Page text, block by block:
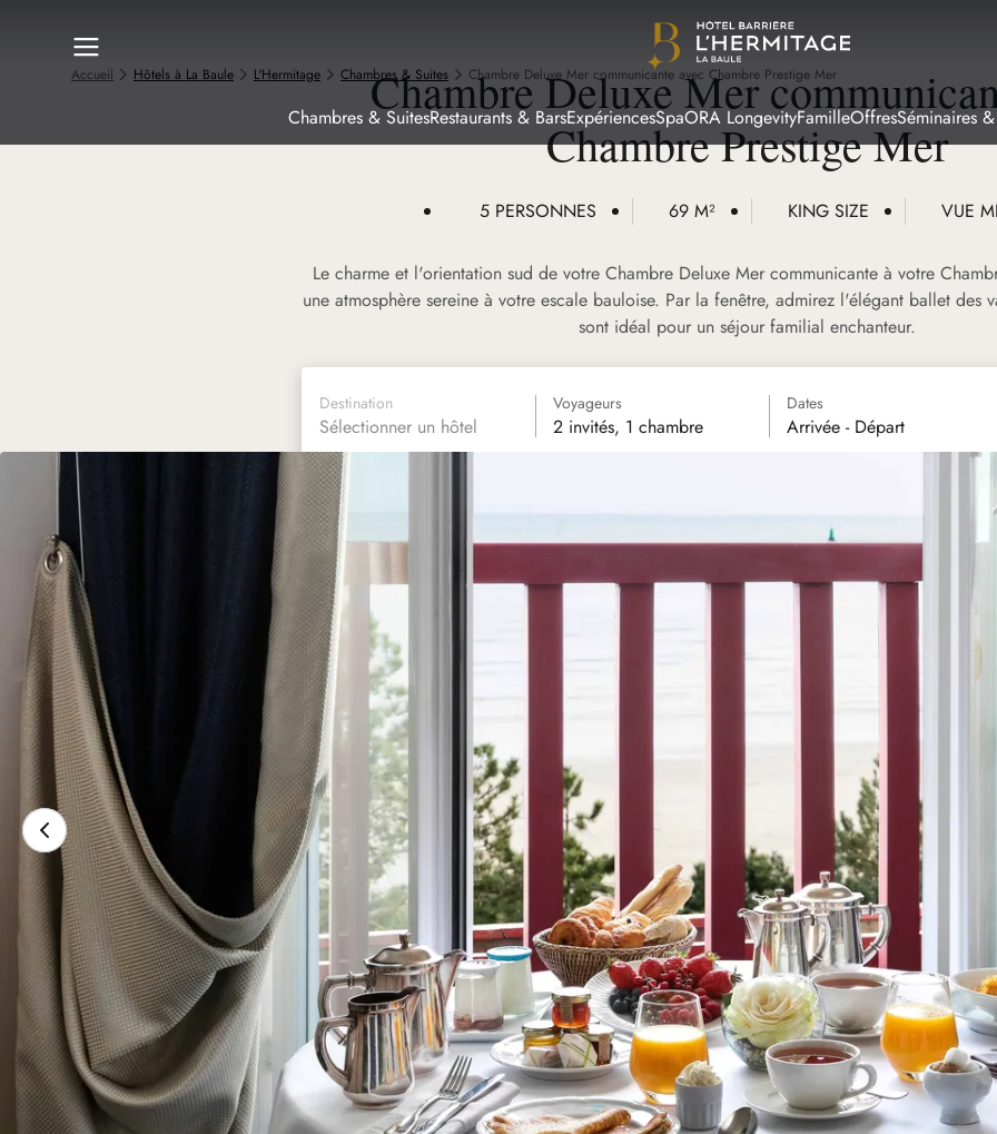
Chambres & SuitesRestaurants & BarsExpériencesSpaORA LongevityFamilleOffresSéminaires
Accueil Hôtels à La Baule L'Hermitage Chambres & Suites Chambre Deluxe Mer communicante avec Chambre Prestige Mer
Chambre Deluxe Mer
Chambre Prestige Mer
5 PERSONNES 69 M² KING SIZE VUE
Le charme et l'orientation sud de votre Chambre Deluxe Mer communicante à votre
une atmosphère sereine à votre escale bauloise. Par la fenêtre, admirez l'élégant ballet des
sont idéal pour un séjour familial enchanteur.
Destination
Sélectionner un hôtel
Voyageurs
2 invités, 1 chambre
Dates
Arrivée - Départ